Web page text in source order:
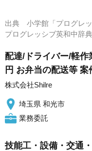
出典 小学館「プログレ
プログレッシブ英和中
配達/ドライバー/軽
円 お弁当の配送等 案
株式会社Shilre
埼玉県 和光市
業務委託
技能工・設備・交通